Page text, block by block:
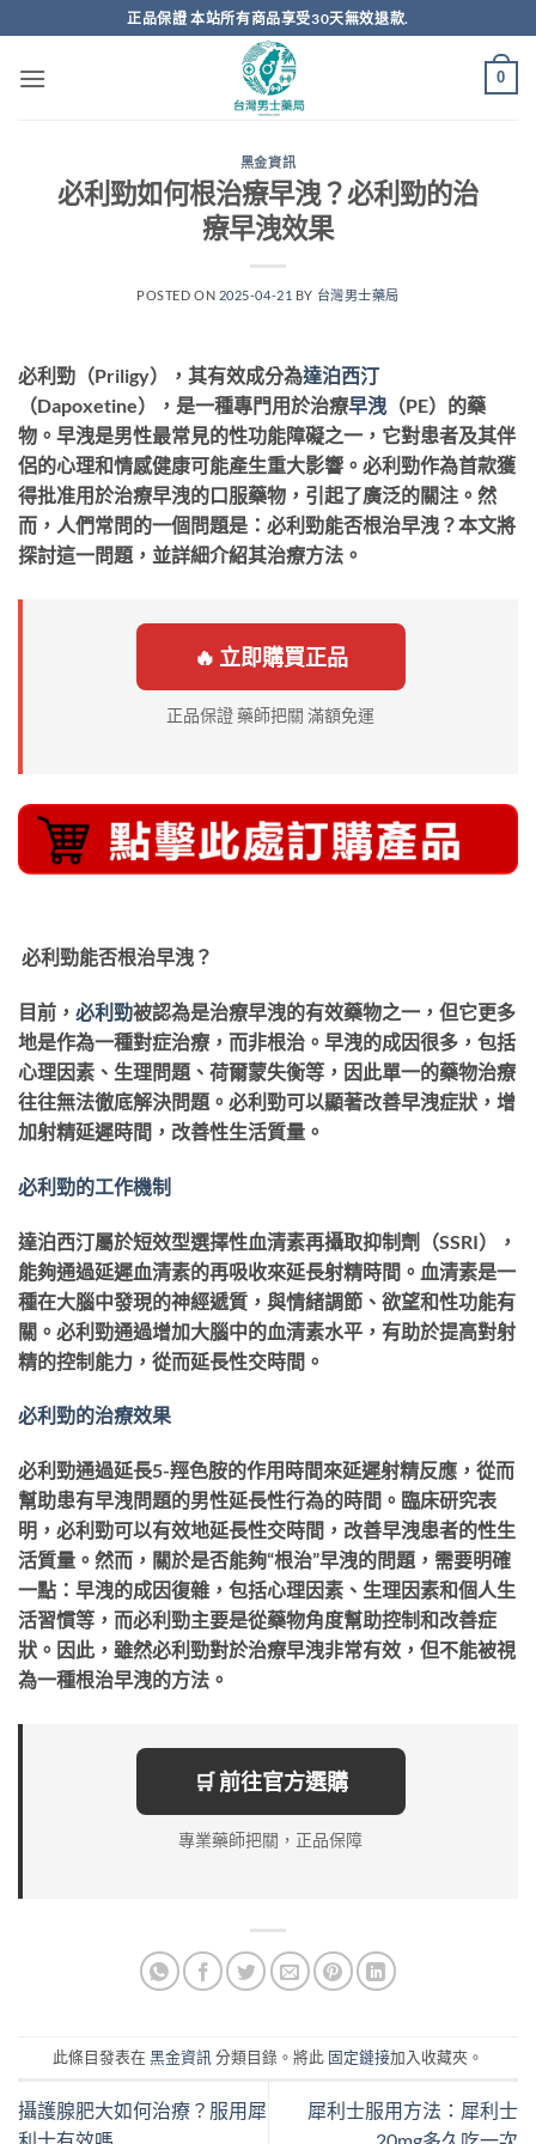
轉
正品保證 本站所有商品享受30天無效退款.
0
黑金資訊
必利勁如何根治療早洩？必利勁的治
療早洩效果
POSTED ON 2025-04-21 BY 台灣男士藥局
必利勁（Priligy），其有效成分為達泊西汀
（Dapoxetine），是一種專門用於治療早洩 （PE）的藥
物。早洩是男性最常見的性功能障礙之一，它對患者及其伴
侶的心理和情感健康可能產生重大影響。必利勁作為首款獲
得批准用於治療早洩的口服藥物，引起了廣泛的關注。然
而，人們常問的一個問題是：必利勁能否根治早洩？本文將
探討這一問題，並詳細介紹其治療方法。
🔥 立即購買正品
正品保證 藥師把關 滿額免運
必利勁能否根治早洩？
目前， 必利勁被認為是治療早洩的有效藥物之一，但它更多
地是作為一種對症治療，而非根治。早洩的成因很多，包括
心理因素、生理問題、荷爾蒙失衡等，因此單一的藥物治療
往往無法徹底解決問題。必利勁可以顯著改善早洩症狀，增
加射精延遲時間，改善性生活質量。
必利勁的工作機制
達泊西汀屬於短效型選擇性血清素再攝取抑制劑（SSRI），
能夠通過延遲血清素的再吸收來延長射精時間。血清素是一
種在大腦中發現的神經遞質，與情緒調節、欲望和性功能有
關。必利勁通過增加大腦中的血清素水平，有助於提高對射
精的控制能力，從而延長性交時間。
必利勁的治療效果
必利勁通過延長5-羥色胺的作用時間來延遲射精反應，從而
幫助患有早洩問題的男性延長性行為的時間。臨床研究表
明，必利勁可以有效地延長性交時間，改善早洩患者的性生
活質量。然而，關於是否能夠“根治”早洩的問題，需要明確
一點：早洩的成因復雜，包括心理因素、生理因素和個人生
活習慣等，而必利勁主要是從藥物角度幫助控制和改善症
狀。因此，雖然必利勁對於治療早洩非常有效，但不能被視
為一種根治早洩的方法。
🛒 前往官方選購
專業藥師把關，正品保障
此條目發表在 黑金資訊 分類目錄。將此 固定鏈接加入收藏夾。
攝護腺肥大如何治療？服用犀
犀利士服用方法：犀利士